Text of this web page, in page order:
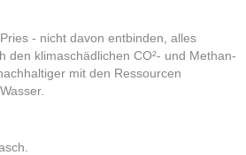
- nicht davon entbinden, alles
den klimaschädlichen CO²- und Methan-
mit den Ressourcen